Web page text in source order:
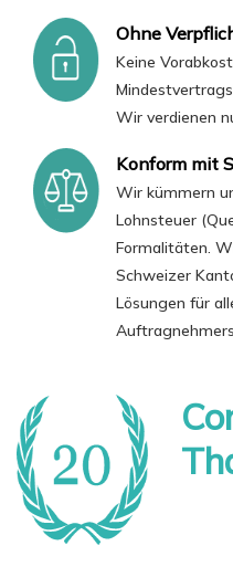
Ohne
Keine
Wir verdienen
Konform mit
Wir kümmern
Lohnsteuer
Formalitäten.
Schweizer
Lösungen für